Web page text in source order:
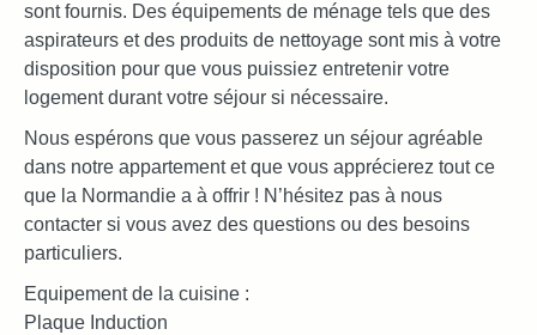
sont fournis. Des équipements de ménage tels que des
aspirateurs et des produits de nettoyage sont mis à votre
disposition pour que vous puissiez entretenir votre
logement durant votre séjour si nécessaire.
Nous espérons que vous passerez un séjour agréable
dans notre appartement et que vous apprécierez tout ce
que la Normandie a à offrir ! N’hésitez pas à nous
contacter si vous avez des questions ou des besoins
particuliers.
Equipement de la cuisine :
Plaque Induction